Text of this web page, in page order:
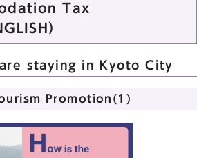
Tax
）
staying in Kyoto City
Promotion(1)